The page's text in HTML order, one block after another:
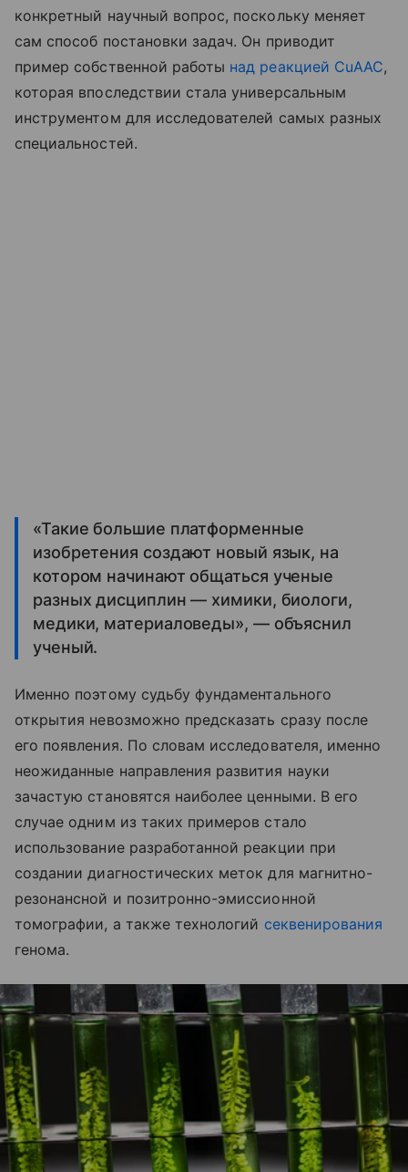
конкретный научный вопрос, поскольку меняет
сам способ постановки задач. Он приводит
пример собственной работы над реакцией CuAAC,
которая впоследствии стала универсальным
инструментом для исследователей самых разных
специальностей.
«Такие большие платформенные
изобретения создают новый язык, на
котором начинают общаться ученые
разных дисциплин — химики, биологи,
медики, материаловеды», — объяснил
ученый.
Именно поэтому судьбу фундаментального
открытия невозможно предсказать сразу после
его появления. По словам исследователя, именно
неожиданные направления развития науки
зачастую становятся наиболее ценными. В его
случае одним из таких примеров стало
использование разработанной реакции при
создании диагностических меток для магнитно-
резонансной и позитронно-эмиссионной
томографии, а также технологий секвенирования
генома.